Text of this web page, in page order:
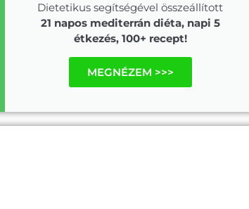
Dietetikus segítségével összeállított
21 napos mediterrán diéta, napi 5
étkezés, 100+ recept!
MEGNÉZEM >>>